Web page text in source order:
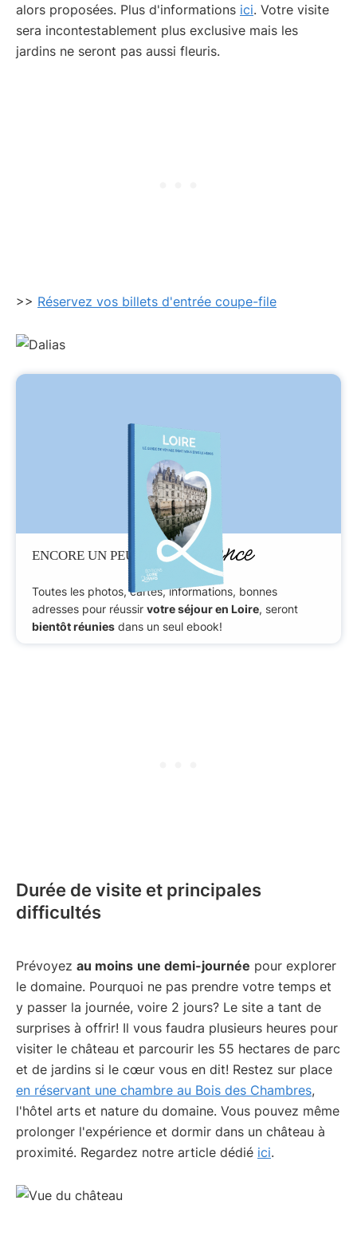
alors proposées. Plus d'informations ici. Votre visite
sera incontestablement plus exclusive mais les
jardins ne seront pas aussi fleuris.
>> Réservez vos billets d'entrée coupe-file
ENCORE UN PEU DEPatience
Toutes les photos, cartes, informations, bonnes
adresses pour réussir votre séjour en Loire, seront
bientôt réunies dans un seul ebook!
Durée de visite et principales
difficultés
Prévoyez au moins une demi-journée pour explorer
le domaine. Pourquoi ne pas prendre votre temps et
y passer la journée, voire 2 jours? Le site a tant de
surprises à offrir! Il vous faudra plusieurs heures pour
visiter le château et parcourir les 55 hectares de parc
et de jardins si le cœur vous en dit! Restez sur place
en réservant une chambre au Bois des Chambres,
l'hôtel arts et nature du domaine. Vous pouvez même
prolonger l'expérience et dormir dans un château à
proximité. Regardez notre article dédié ici.